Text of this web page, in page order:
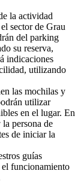
la actividad
sector de Grau
del parking
su reserva,
indicaciones
utilizando
las mochilas y
utilizar
en el lugar. En
persona de
de iniciar la
guías
el funcionamiento